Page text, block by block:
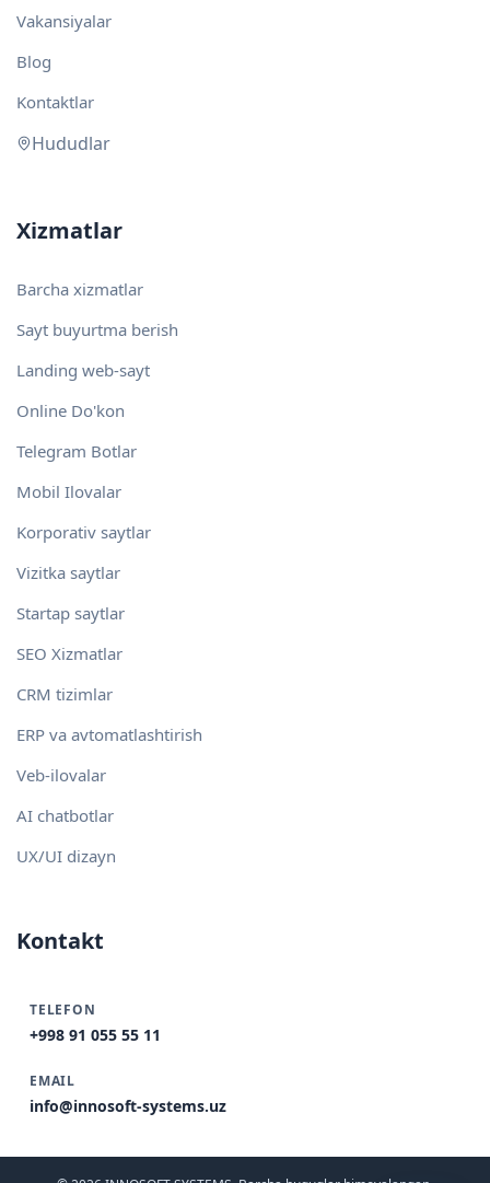
Vakansiyalar
Blog
Kontaktlar
Hududlar
Xizmatlar
Barcha xizmatlar
Sayt buyurtma berish
Landing web-sayt
Online Do'kon
Telegram Botlar
Mobil Ilovalar
Korporativ saytlar
Vizitka saytlar
Startap saytlar
SEO Xizmatlar
CRM tizimlar
ERP va avtomatlashtirish
Veb-ilovalar
AI chatbotlar
UX/UI dizayn
Kontakt
TELEFON
+998 91 055 55 11
EMAIL
info@innosoft-systems.uz